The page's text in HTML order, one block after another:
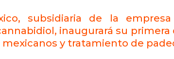
subsidiaria de la
inaugurará su
y tratamiento de